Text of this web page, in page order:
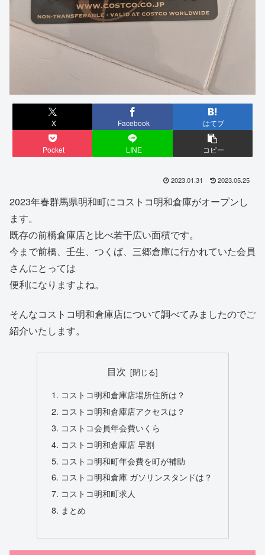
X Facebook はてブ
Pocket LINE コピー
2023.01.31 2023.05.25
2023年春群馬県明和町にコストコ明和倉庫がオープンし
ます。
既存の前橋倉庫店と比べ若干広い面積です。
今まで前橋、壬生、つくば、三郷倉庫に行かれていた会員
さんにとっては
便利になりますよね。
そんなコストコ明和倉庫店について調べてみましたのでご
紹介いたします。
目次
コストコ明和倉庫店場所住所は？
コストコ明和倉庫店アクセスは？
コストコ会員年会費いくら
コストコ明和倉庫店 早割
コストコ明和町年会費を町が補助
コストコ明和倉庫 ガソリンスタンドは？
コストコ明和町求人
まとめ